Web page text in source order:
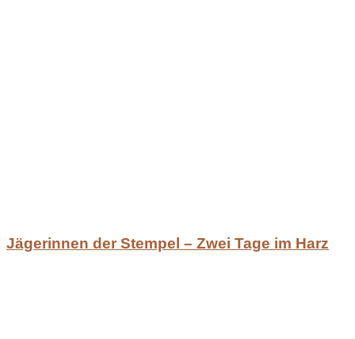
Jägerinnen der Stempel – Zwei Tage im Harz